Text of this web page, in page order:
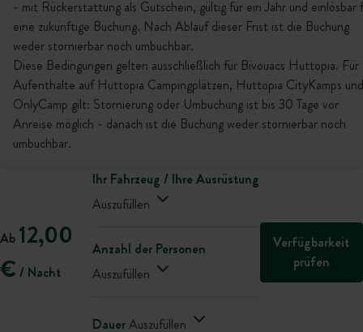
- mit Rückerstattung als Gutschein, gültig für ein Jahr und einlösbar
eine zukünftige Buchung. Nach Ablauf dieser Frist ist die Buchung
weder stornierbar noch umbuchbar.
Diese Bedingungen gelten ausschließlich für Bivouacs Huttopia. Für
Aufenthalte auf Huttopia Campingplätzen, Huttopia CityKamps und
OnlyCamp gilt: Stornierung oder Umbuchung ist bis 30 Tage vor
Anreise möglich - danach ist die Buchung weder stornierbar noch
umbuchbar.
Ab 12,00
€ / Nacht
Ihr Fahrzeug / Ihre Ausrüstung
Auszufüllen
Anzahl der Personen
Auszufüllen
DauerAuszufüllen
Verfügbarkeit
prüfen